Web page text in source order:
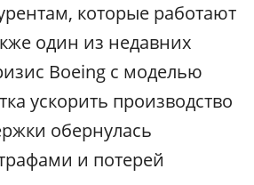
которые работают
один из недавних
Boeing с моделью
ускорить производство
обернулась
и потерей